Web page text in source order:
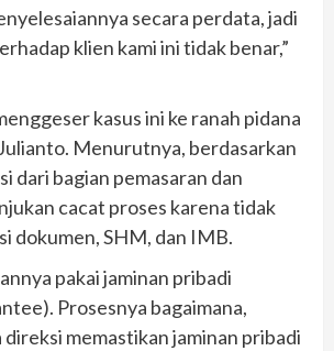
secara perdata, jadi
klien kami ini tidak benar,”
kasus ini ke ranah pidana
Menurutnya, berdasarkan
dari bagian pemasaran dan
cacat proses karena tidak
dokumen, SHM, dan IMB.
pakai jaminan pribadi
Prosesnya bagaimana,
direksi memastikan jaminan pribadi